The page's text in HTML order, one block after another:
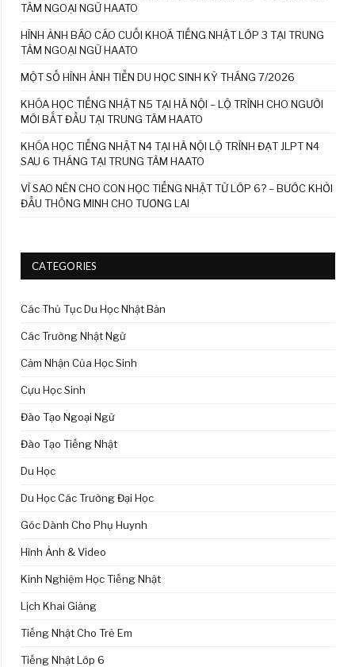
TÂM NGOẠI NGỮ HAATO
HÌNH ẢNH BÁO CÁO CUỐI KHOÁ TIẾNG NHẬT LỚP 3 TẠI TRUNG
TÂM NGOẠI NGỮ HAATO
MỘT SỐ HÌNH ẢNH TIỄN DU HỌC SINH KỲ THÁNG 7/2026
KHÓA HỌC TIẾNG NHẬT N5 TẠI HÀ NỘI – LỘ TRÌNH CHO NGƯỜI
MỚI BẮT ĐẦU TẠI TRUNG TÂM HAATO
KHÓA HỌC TIẾNG NHẬT N4 TẠI HÀ NỘI LỘ TRÌNH ĐẠT JLPT N4
SAU 6 THÁNG TẠI TRUNG TÂM HAATO
VÌ SAO NÊN CHO CON HỌC TIẾNG NHẬT TỪ LỚP 6? – BƯỚC KHỞI
ĐẦU THÔNG MINH CHO TƯƠNG LAI
CATEGORIES
Các Thủ Tục Du Học Nhật Bản
Các Trường Nhật Ngữ
Cảm Nhận Của Học Sinh
Cựu Học Sinh
Đào Tạo Ngoại Ngữ
Đào Tạo Tiếng Nhật
Du Học
Du Học Các Trường Đại Học
Góc Dành Cho Phụ Huynh
Hình Ảnh & Video
Kinh Nghiệm Học Tiếng Nhật
Lịch Khai Giảng
Tiếng Nhật Cho Trẻ Em
Tiếng Nhật Lớp 6